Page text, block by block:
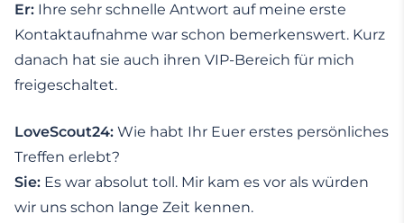
Er: Ihre sehr schnelle Antwort auf meine erste
Kontaktaufnahme war schon bemerkenswert. Kurz
danach hat sie auch ihren VIP-Bereich für mich
freigeschaltet.
LoveScout24: Wie habt Ihr Euer erstes persönliches
Treffen erlebt?
Sie: Es war absolut toll. Mir kam es vor als würden
wir uns schon lange Zeit kennen.